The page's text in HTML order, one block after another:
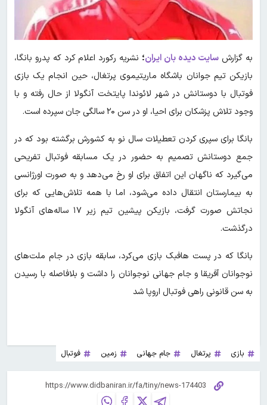
به گزارش سایت دیده بان ایران؛ نشریه رکورد اعلام کرد که پدرو بانگا،
بازیکن تیم جوانان باشگاه ماریتیموی پرتغال، حین انجام یک بازی
فوتبال با دوستانش در شهر لائوندا پایتخت آنگولا از حال رفته و با
وجود تلاش پزشکان برای احیا، او در سن ۲۰ سالگی جان سپرده است.
بانگا برای سپری کردن تعطیلات سال نو به کشورش برگشته بود که در
جمع دوستانش تصمیم به حضور در یک مسابقه فوتبال تفریحی
می‌گیرد که ناگهان این اتفاق برای او رخ می‌دهد و به صورت اورژانسی
به بیمارستان انتقال داده می‌شود، اما با همه تلاش‌هایی که برای
نجاتش صورت گرفت، بازیکن پیشین تیم زیر ۱۷ ساله‌های آنگولا
درگذشت.
بانگا که در پست هافبک بازی می‌کرد، سابقه بازی در جام ملت‌های
نوجوانان آفریقا و جام جهانی نوجوانان را داشت و بلافاصله با رسیدن
به سن قانونی راهی فوتبال اروپا شد
بازی پرتغال جام جهانی زمین فوتبال